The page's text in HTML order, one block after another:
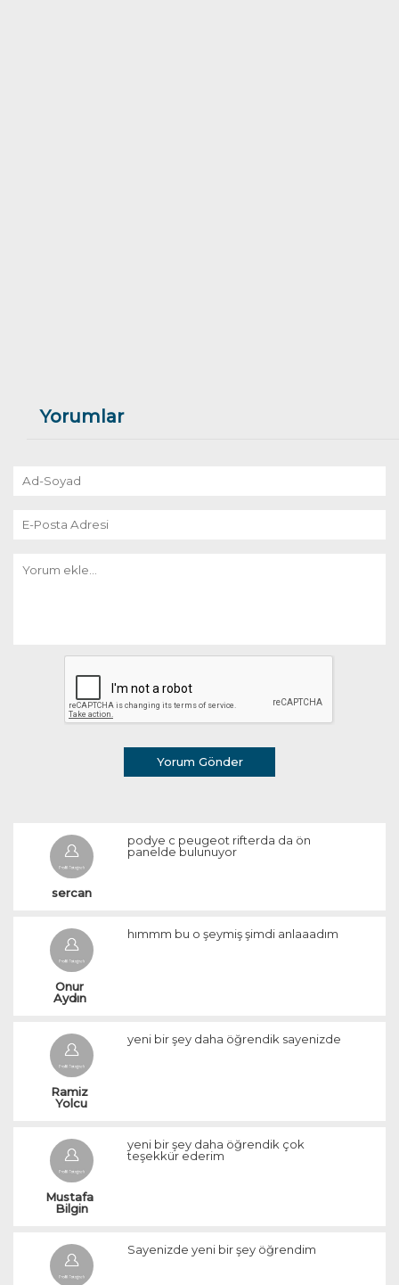
Yorumlar
Yorum Gönder
sercan
podye c peugeot rifterda da ön
panelde bulunuyor
Onur
Aydın
hımmm bu o şeymiş şimdi anlaaadım
Ramiz
Yolcu
yeni bir şey daha öğrendik sayenizde
Mustafa
Bilgin
yeni bir şey daha öğrendik çok
teşekkür ederim
Sayenizde yeni bir şey öğrendim